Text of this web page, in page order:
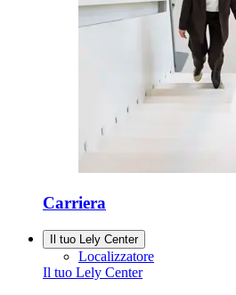
Carriera
Il tuo Lely Center
Localizzatore
Il tuo Lely Center